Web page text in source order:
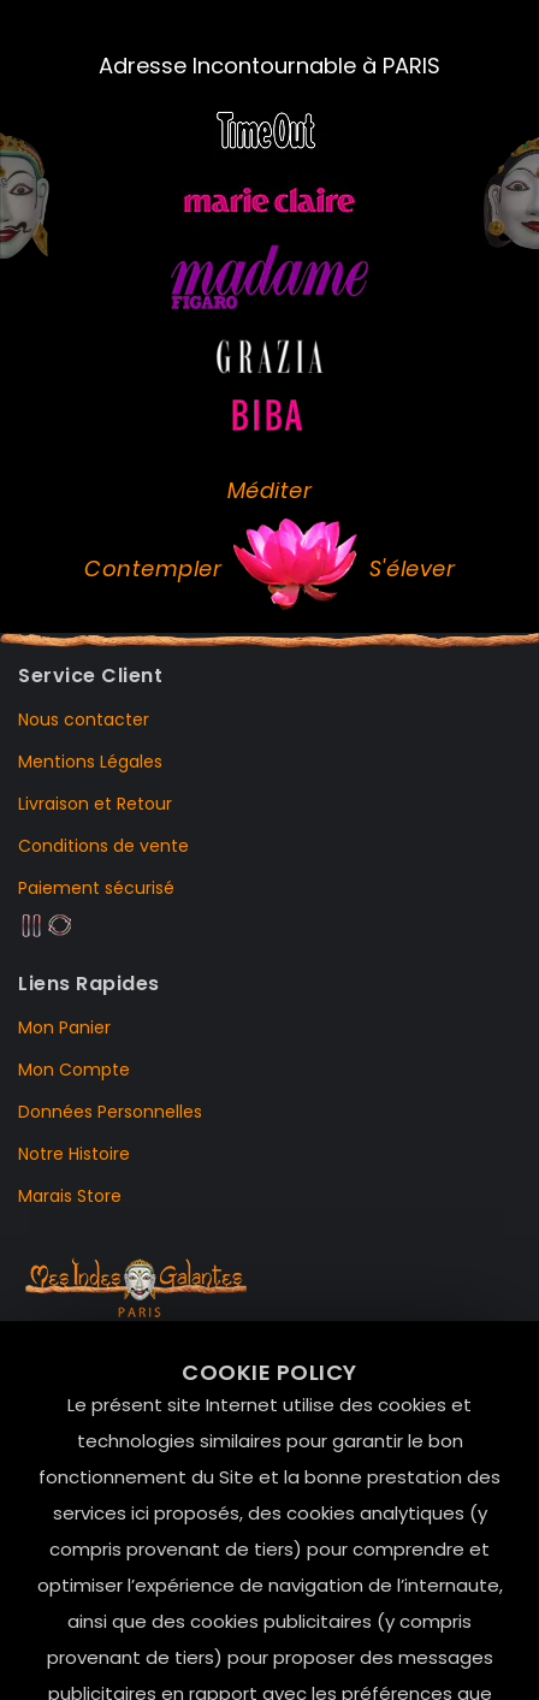
COOKIE POLICY
Le présent site Internet utilise des cookies et
technologies similaires pour garantir le bon
fonctionnement du Site et la bonne prestation des
services ici proposés, des cookies analytiques (y
compris provenant de tiers) pour comprendre et
optimiser l’expérience de navigation de l’internaute,
ainsi que des cookies publicitaires (y compris
provenant de tiers) pour proposer des messages
publicitaires en rapport avec les préférences que
Adresse Incontournable à PARIS
Méditer
Contempler S'élever
Service Client
Nous contacter
Mentions Légales
Livraison et Retour
Conditions de vente
Paiement sécurisé
Liens Rapides
Mon Panier
Mon Compte
Données Personnelles
Notre Histoire
Marais Store
Le Marais, 75004 Paris
contact@mesindesgalantes.com
01.42.72.42.51